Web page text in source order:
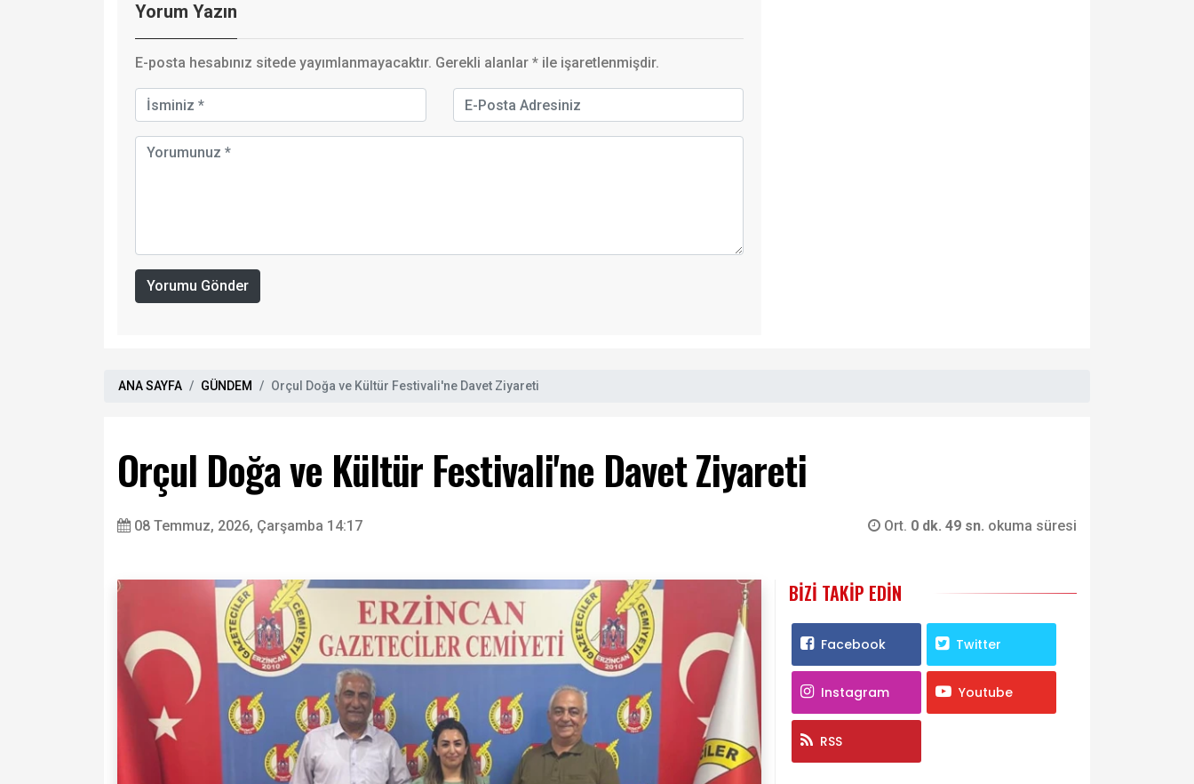
Yorum Yazın
E-posta hesabınız sitede yayımlanmayacaktır. Gerekli alanlar * ile işaretlenmişdir.
Yorumu Gönder
ANA SAYFA GÜNDEM Orçul Doğa ve Kültür Festivali'ne Davet Ziyareti
Orçul Doğa ve Kültür Festivali'ne Davet Ziyareti
08 Temmuz, 2026, Çarşamba 14:17 Ort. 0 dk. 49 sn. okuma süresi
BIZI TAKIP EDIN
Facebook Twitter
Instagram Youtube
RSS